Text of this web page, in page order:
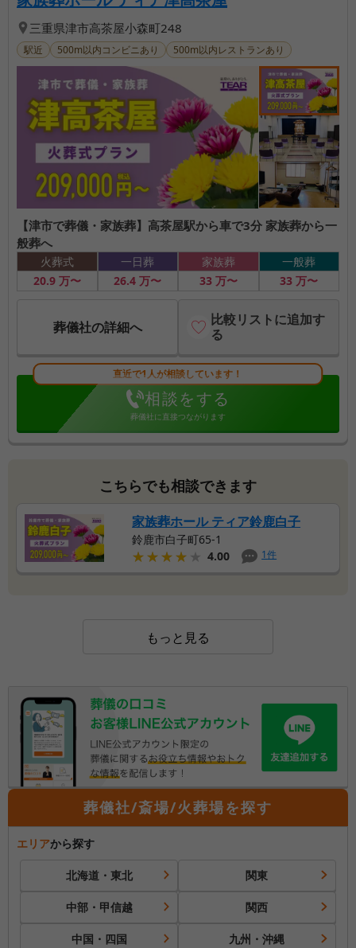
三重県津市高茶屋小森町248
駅近 500m以内コンビニあり 500m以内レストランあり
【津市で葬儀・家族葬】高茶屋駅から車で3分 家族葬から一
般葬へ
火葬式
20.9万〜
一日葬
26.4 万〜
家族葬
33万〜
一般葬
33 万〜
葬儀社の詳細へ
比較リストに追加す
る
直近で1人が相談しています！
相談をする
葬儀社に直接つながります
こちらでも相談できます
家族葬ホール ティア鈴鹿白子
鈴鹿市白子町65-1
★★★★★
★★★★★ 4.00 1件
もっと見る
葬儀社/斎場/火葬場を探す
エリアから探す
北海道・東北 関東
中部・甲信越 関西
中国・四国 九州・沖縄